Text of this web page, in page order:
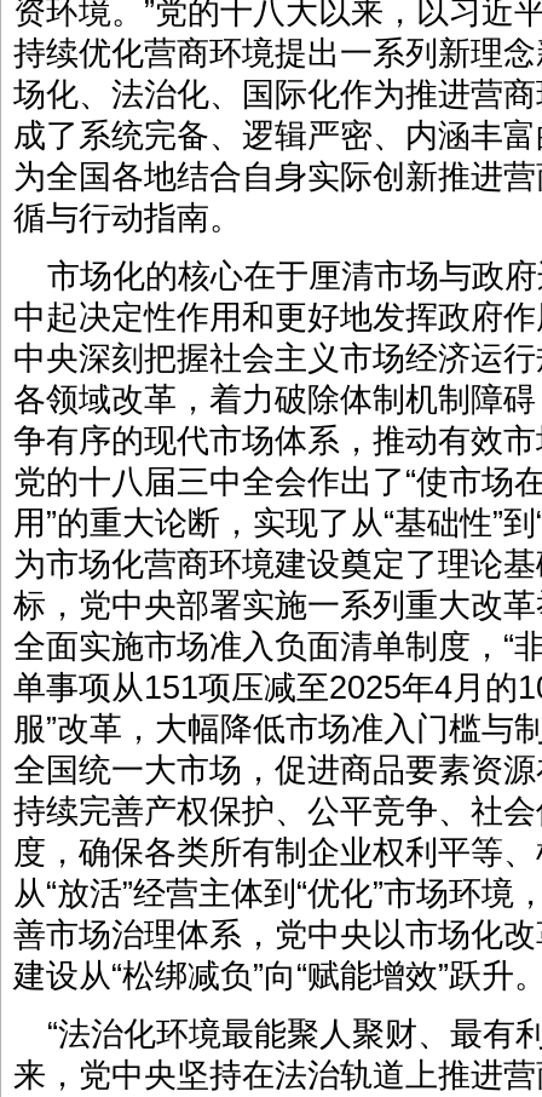
资环境。”党的十八大以来，以习近
持续优化营商环境提出一系列新理
场化、法治化、国际化作为推进营
成了系统完备、逻辑严密、内涵丰
为全国各地结合自身实际创新推进
循与行动指南。
市场化的核心在于厘清市场与政
中起决定性作用和更好地发挥政府
中央深刻把握社会主义市场经济运
各领域改革，着力破除体制机制障
争有序的现代市场体系，推动有效
党的十八届三中全会作出了“使市场
用”的重大论断，实现了从“基础性”
为市场化营商环境建设奠定了理论
标，党中央部署实施一系列重大改
全面实施市场准入负面清单制度，“
单事项从151项压减至2025年4月的
服”改革，大幅降低市场准入门槛与
全国统一大市场，促进商品要素资
持续完善产权保护、公平竞争、社
度，确保各类所有制企业权利平等
从“放活”经营主体到“优化”市场环
善市场治理体系，党中央以市场化
建设从“松绑减负”向“赋能增效”跃升
“法治化环境最能聚人聚财、最有
来，党中央坚持在法治轨道上推进